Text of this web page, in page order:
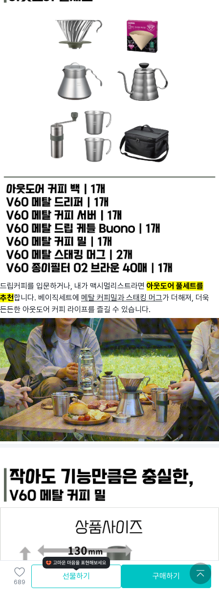
드립커피를 입문하거나, 내가 맥시멀리스트라면 아웃도어 풀세트를
추천합니다. 베이직세트에 메탈 커피밀과 스태킹 머그가 더해져, 더욱
든든한 아웃도어 커피 라이프를 즐길 수 있습니다.
689
선물하기 구매하기